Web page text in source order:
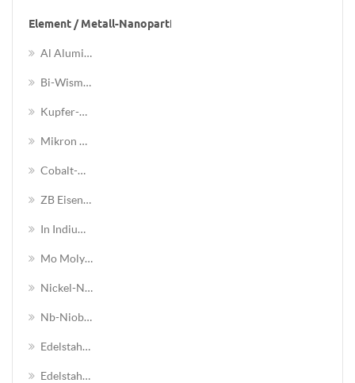
Element / Metall-Nanopartikel
Al Aluminium-Nanopartikel
Bi-Wismut-Nanopartikel
Kupfer-Nanopartikel
Mikron Kupferpulver
Cobalt-Nanopartikel
ZB Eisen-Nanopulver
In Indium-Nanopartikeln
Mo Molybdän Nanopartikel
Nickel-Nanopartikel
Nb-Niob-Nanopartikel
Edelstahl 316l Nanopartikel
Edelstahl 430 Nanopartikel